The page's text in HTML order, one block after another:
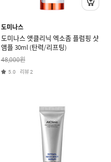
도미나스
도미나스 앳클리닉 엑소좀 플럼핑 샷
앰플 30ml (탄력/리프팅)
48,000원
5.0 리뷰2